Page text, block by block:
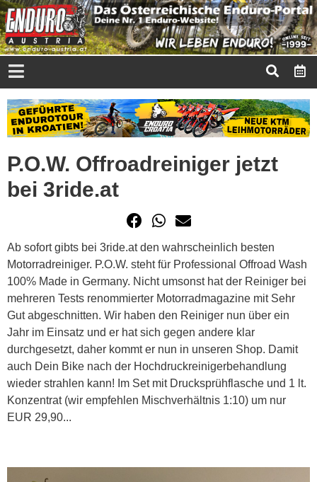
P.O.W. Offroadreiniger jetzt
bei 3ride.at
Ab sofort gibts bei 3ride.at den wahrscheinlich besten
Motorradreiniger. P.O.W. steht für Professional Offroad Wash
100% Made in Germany. Nicht umsonst hat der Reiniger bei
mehreren Tests renommierter Motorradmagazine mit Sehr
Gut abgeschnitten. Wir haben den Reiniger nun über ein
Jahr im Einsatz und er hat sich gegen andere klar
durchgesetzt, daher kommt er nun in unseren Shop. Damit
auch Dein Bike nach der Hochdruckreinigerbehandlung
wieder strahlen kann! Im Set mit Drucksprühflasche und 1 lt.
Konzentrat (wir empfehlen Mischverhältnis 1:10) um nur
EUR 29,90...